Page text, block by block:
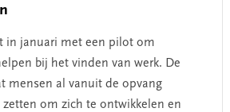
in januari met een pilot om
bij het vinden van werk. De
mensen al vanuit de opvang
om zich te ontwikkelen en